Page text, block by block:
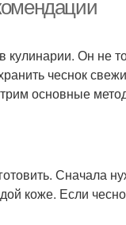
Он не
чеснок
основные
Сначала
коже. Если